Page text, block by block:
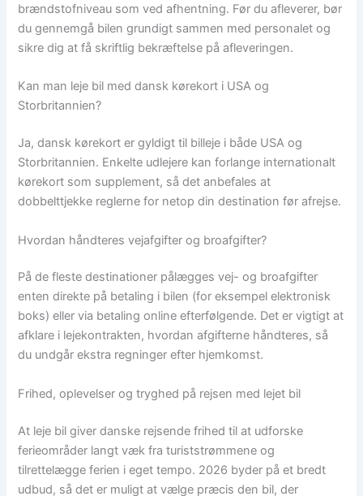
brændstofniveau som ved afhentning. Før du afleverer, bør
du gennemgå bilen grundigt sammen med personalet og
sikre dig at få skriftlig bekræftelse på afleveringen.
Kan man leje bil med dansk kørekort i USA og
Storbritannien?
Ja, dansk kørekort er gyldigt til billeje i både USA og
Storbritannien. Enkelte udlejere kan forlange internationalt
kørekort som supplement, så det anbefales at
dobbelttjekke reglerne for netop din destination før afrejse.
Hvordan håndteres vejafgifter og broafgifter?
På de fleste destinationer pålægges vej- og broafgifter
enten direkte på betaling i bilen (for eksempel elektronisk
boks) eller via betaling online efterfølgende. Det er vigtigt at
afklare i lejekontrakten, hvordan afgifterne håndteres, så
du undgår ekstra regninger efter hjemkomst.
Frihed, oplevelser og tryghed på rejsen med lejet bil
At leje bil giver danske rejsende frihed til at udforske
ferieområder langt væk fra turiststrømmene og
tilrettelægge ferien i eget tempo. 2026 byder på et bredt
udbud, så det er muligt at vælge præcis den bil, der